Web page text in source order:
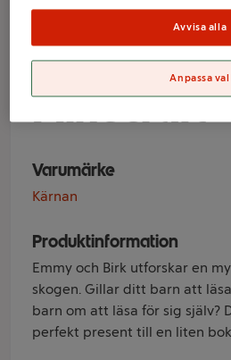
Lätt att
Minecraft
Varumärke
Kärnan
Produktinformation
Emmy och Birk utforskar en
skogen. Gillar ditt barn att
barn om att läsa för sig själv?
perfekt present till en liten
Avvisa alla
Anpassa val